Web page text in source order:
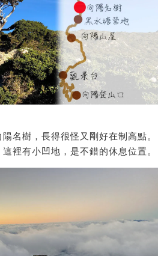
名樹，長得很怪又剛好在制高點。
裡有小凹地，是不錯的休息位置。